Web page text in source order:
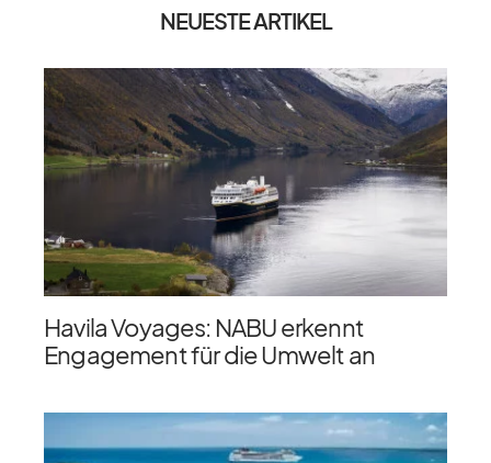
NEUESTE ARTIKEL
Havila Voyages: NABU erkennt
Engagement für die Umwelt an